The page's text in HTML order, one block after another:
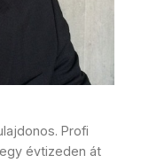
Profi
évtizeden át